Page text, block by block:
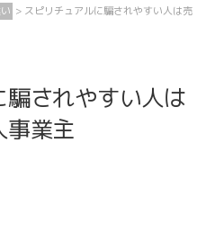
> スピリチュアルに騙されやすい人は売
されやすい人は
事業主